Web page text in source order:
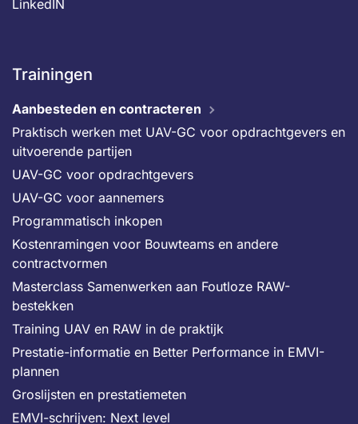
LinkedIN
Trainingen
Aanbesteden en contracteren
Praktisch werken met UAV-GC voor opdrachtgevers en
uitvoerende partijen
UAV-GC voor opdrachtgevers
UAV-GC voor aannemers
Programmatisch inkopen
Kostenramingen voor Bouwteams en andere
contractvormen
Masterclass Samenwerken aan Foutloze RAW-
bestekken
Training UAV en RAW in de praktijk
Prestatie-informatie en Better Performance in EMVI-
plannen
Groslijsten en prestatiemeten
EMVI-schrijven: Next level